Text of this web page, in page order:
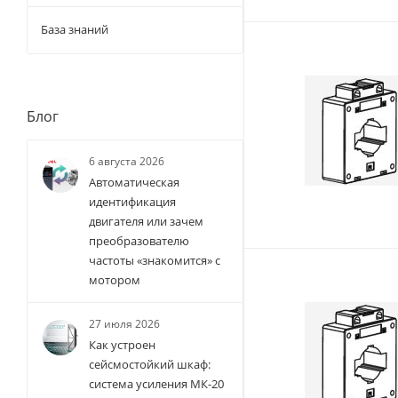
База знаний
Блог
6 августа 2026
Автоматическая
идентификация
двигателя или зачем
преобразователю
частоты «знакомится» с
мотором
27 июля 2026
Как устроен
сейсмостойкий шкаф:
система усиления МК-20